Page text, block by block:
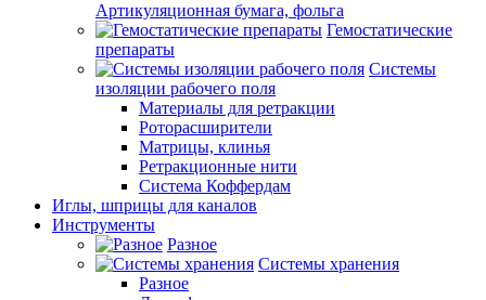
Артикуляционная бумага, фольга
Гемостатические
препараты
Системы
изоляции рабочего поля
Материалы для ретракции
Роторасширители
Матрицы, клинья
Ретракционные нити
Система Коффердам
Иглы, шприцы для каналов
Инструменты
Разное
Системы хранения
Разное